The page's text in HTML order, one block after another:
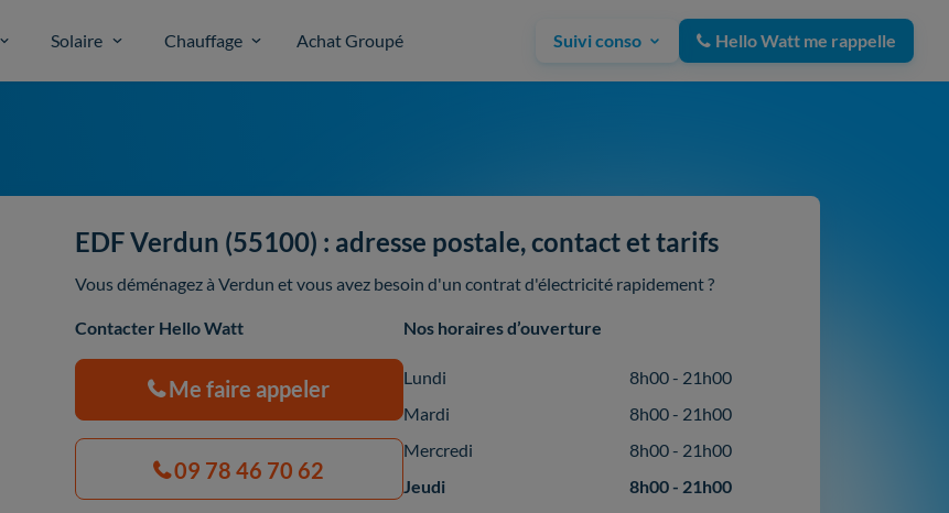
Solaire Chauffage Achat Groupé Suivi conso Hello Watt me rappelle
EDF Verdun (55100) : adresse postale, contact et tarifs
Vous déménagez à Verdun et vous avez besoin d'un contrat d'électricité rapidement ?
Contacter Hello Watt
Me faire appeler
09 78 46 70 62
Nos horaires d’ouverture
Lundi
8h00 - 21h00
Mardi
8h00 - 21h00
Mercredi
8h00 - 21h00
Jeudi
8h00 - 21h00